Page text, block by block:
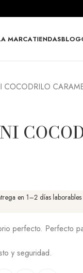
MARCATIENDASBLOG
COCODRILO
en 1–2 días
perfecto. Perfecto
y seguridad.